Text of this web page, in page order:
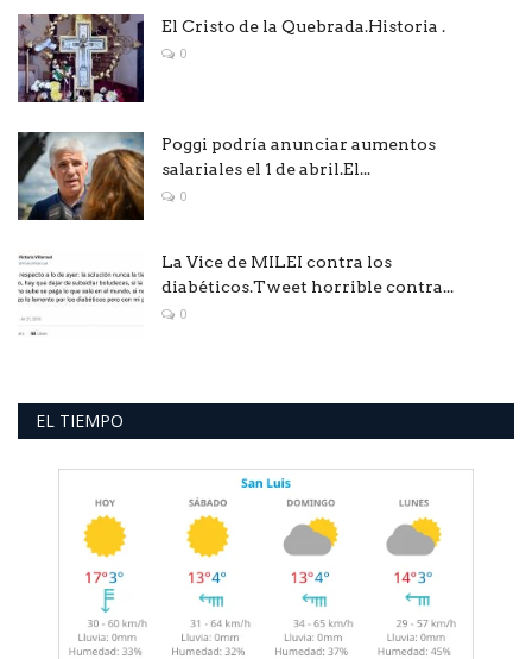
El Cristo de la Quebrada.Historia .
0
Poggi podría anunciar aumentos
salariales el 1 de abril.El...
0
La Vice de MILEI contra los
diabéticos.Tweet horrible contra...
0
EL TIEMPO